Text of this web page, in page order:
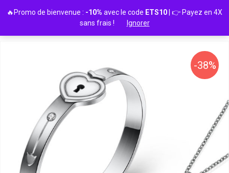
-38%
🔥Promo de bienvenue : -10% avec le code ETS10 | 👉 Payez en 4X
sans frais !
Ignorer